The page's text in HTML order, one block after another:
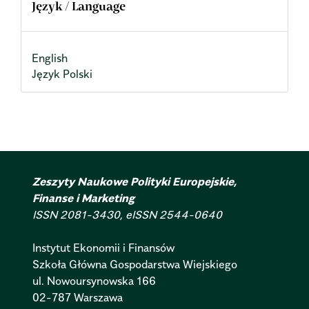
Język / Language
English
Język Polski
Zeszyty Naukowe Polityki Europejskie,
Finanse i Marketing
ISSN 2081-3430, eISSN 2544-0640
Instytut Ekonomii i Finansów
Szkoła Główna Gospodarstwa Wiejskiego
ul. Nowoursynowska 166
02-787 Warszawa